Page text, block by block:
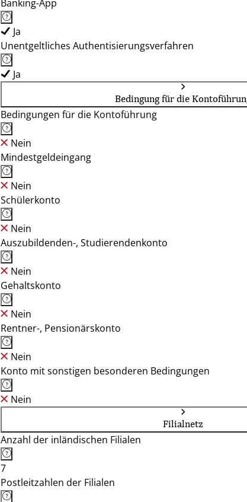
Banking-App
Ja
Unentgeltliches Authentisierungsverfahren
Ja
Bedingung für die
Bedingungen für die Kontoführung
Nein
Mindestgeldeingang
Nein
Schülerkonto
Nein
Auszubildenden-, Studierendenkonto
Nein
Gehaltskonto
Nein
Rentner-, Pensionärskonto
Nein
Konto mit sonstigen besonderen Bedingungen
Nein
Filialnetz
Anzahl der inländischen Filialen
7
Postleitzahlen der Filialen